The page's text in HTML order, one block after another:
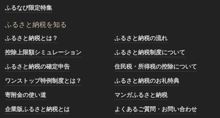
ふるなび限定特集
ふるさと納税を知る
ふるさと納税とは？
ふるさと納税の流れ
控除上限額シミュレーション
ふるさと納税制度について
ふるさと納税の確定申告
住民税・所得税の控除について
ワンストップ特例制度とは？
ふるさと納税のお礼特典
寄附金の使い道
マンガふるさと納税
企業版ふるさと納税とは
よくあるご質問・お問い合わせ